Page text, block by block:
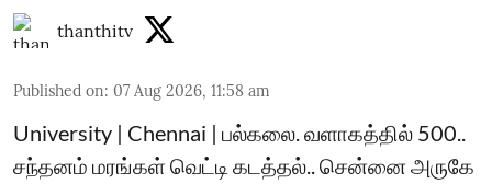
thanthitv
Published on: 07 Aug 2026, 11:58 am
University | Chennai | பல்கலை. வளாகத்தில் 500..
சந்தனம் மரங்கள் வெட்டி கடத்தல்.. சென்னை அருகே